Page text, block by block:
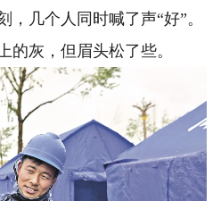
几个人同时喊了声“好”。
的灰，但眉头松了些。